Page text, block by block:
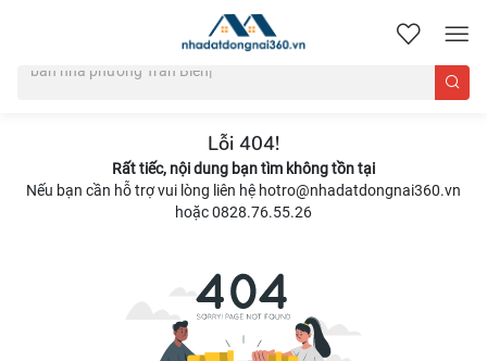
nhadatdongnai360.vn
Lỗi 404!
Rất tiếc, nội dung bạn tìm không tồn tại
Nếu bạn cần hỗ trợ vui lòng liên hệ hotro@nhadatdongnai360.vn
hoặc 0828.76.55.26